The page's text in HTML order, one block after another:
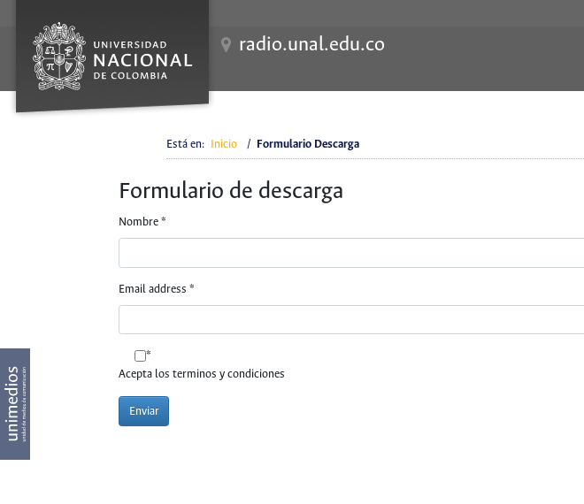
radio.unal.edu.co
Está en: Inicio / Formulario Descarga
Formulario de descarga
Nombre*
Email address*
*
Acepta los terminos y condiciones
Enviar